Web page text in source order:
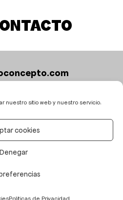
nuestro sitio web y nuestro servicio.
cookies
Denegar
Politicas de Privacidad
97 67 58
|Contacto